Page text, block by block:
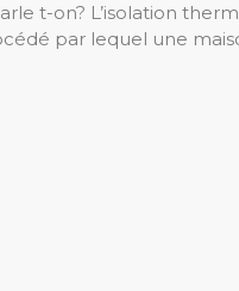
t-on? L’isolation
par lequel une